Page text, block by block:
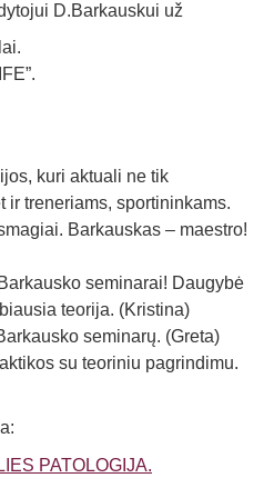
D.Barkauskui už
kuri aktuali ne tik
ir treneriams, sportininkams.
Barkauskas – maestro!
seminarai! Daugybė
teorija. (Kristina)
seminarų. (Greta)
su teoriniu pagrindimu.
PATOLOGIJA.